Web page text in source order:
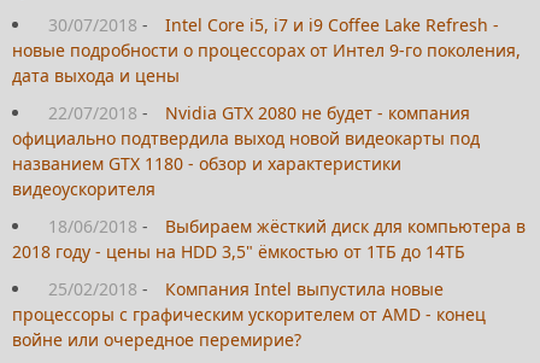
30/07/2018 -
Intel Core i5, i7 и i9 Coffee Lake Refresh -
новые подробности о процессорах от Интел 9-го поколения,
дата выхода и цены
22/07/2018 -
Nvidia GTX 2080 не будет - компания
официально подтвердила выход новой видеокарты под
названием GTX 1180 - обзор и характеристики
видеоускорителя
18/06/2018 -
Выбираем жёсткий диск для компьютера в
2018 году - цены на HDD 3,5" ёмкостью от 1ТБ до 14ТБ
25/02/2018 -
Компания Intel выпустила новые
процессоры с графическим ускорителем от AMD - конец
войне или очередное перемирие?